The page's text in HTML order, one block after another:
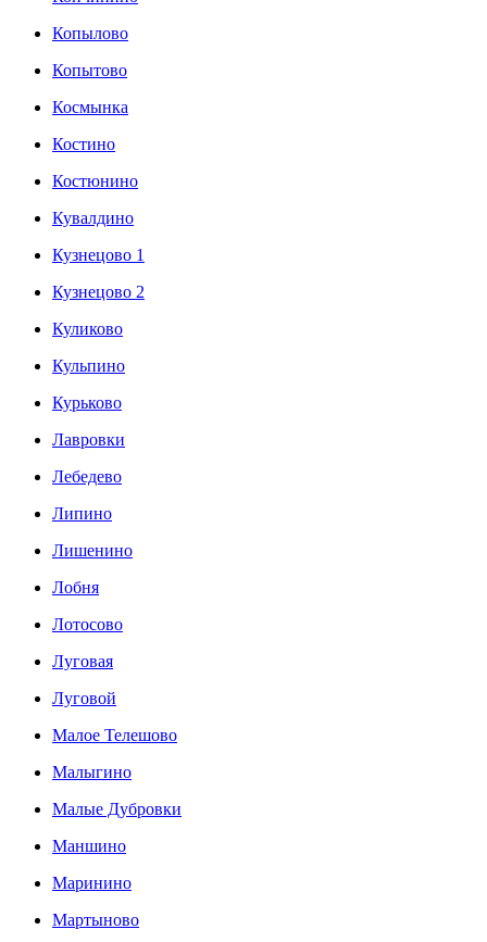
Копылово
Копытово
Космынка
Костино
Костюнино
Кувалдино
Кузнецово 1
Кузнецово 2
Куликово
Кульпино
Курьково
Лавровки
Лебедево
Липино
Лишенино
Лобня
Лотосово
Луговая
Луговой
Малое Телешово
Малыгино
Малые Дубровки
Маншино
Маринино
Мартыново